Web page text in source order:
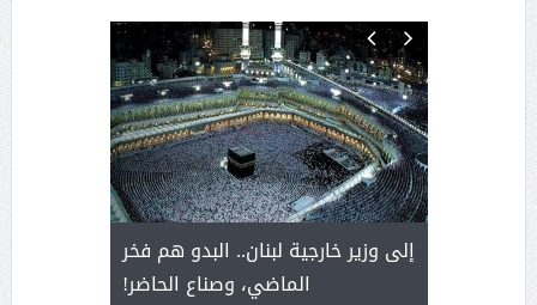
سلمان
إلى وزير خارجية لبنان.. البدو هم فخر
الماضي، وصناع الحاضر!
يحمل
من عشق